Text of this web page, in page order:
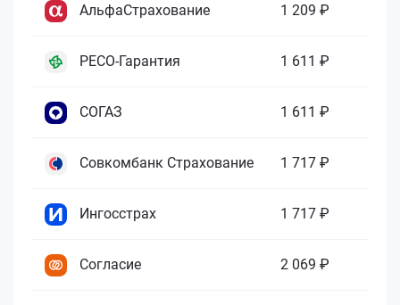
АльфаСтрахование 1 209 ₽
РЕСО-Гарантия 1 611 ₽
СОГАЗ 1 611 ₽
Совкомбанк Страхование 1 717 ₽
Ингосстрах 1 717 ₽
Согласие 2 069 ₽